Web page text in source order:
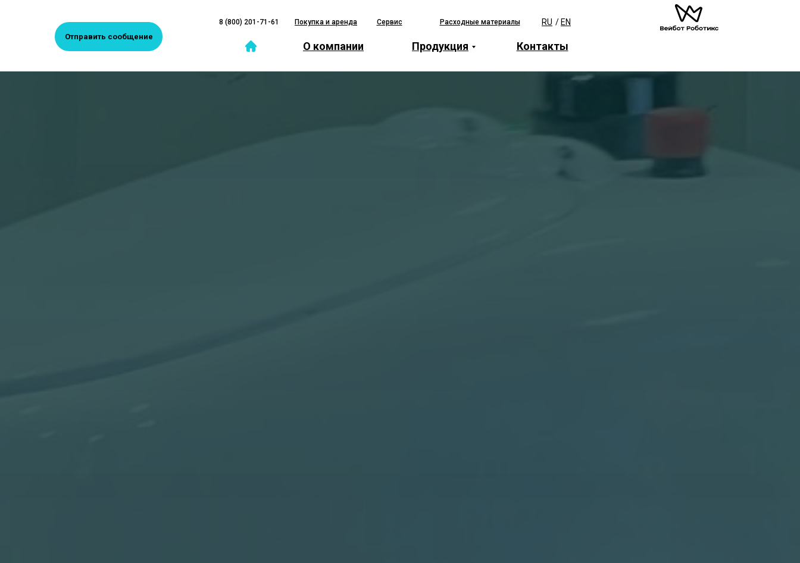
Сервис
8 (800) 201-71-61 Расходные материалы
Отправить сообщение
EN
RU /
Продукция Контакты
О компании
Покупка и аренда